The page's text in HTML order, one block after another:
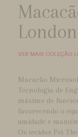
VER MAIS COLEÇÃO
Macacão
Tecnologia de
máximo de
favorecendo o
umidade e
Os tecidos Pet